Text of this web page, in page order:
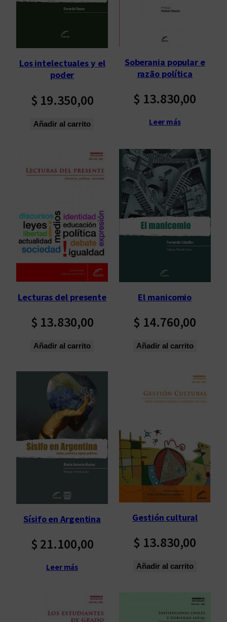
Los intelectuales y el
poder
$ 19.350,00
Añadir al carrito
Soberania popular e
razão política
$ 13.830,00
Leer más
Lecturas del presente
$ 13.830,00
Añadir al carrito
El manicomio
$ 14.760,00
Añadir al carrito
Sísifo en Argentina
$ 21.100,00
Leer más
Gestión cultural
$ 13.830,00
Añadir al carrito